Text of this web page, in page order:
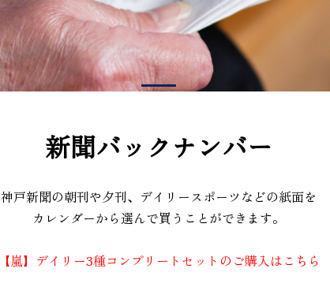
新聞バックナンバー
神戸新聞の朝刊や夕刊、デイリースポーツなどの紙面を
カレンダーから選んで買うことができます。
【嵐】デイリー3種コンプリートセットのご購入はこちら